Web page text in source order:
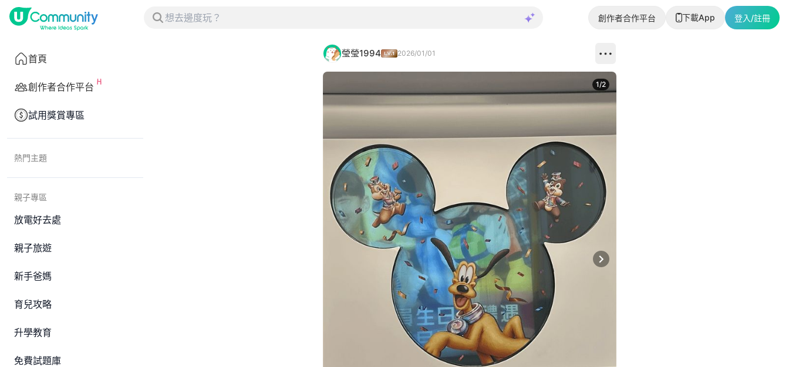
創作者合作平台 下載App 登入/註冊
首頁
創作者合作平台
試用獎賞專區
熱門主題
親子專區
放電好去處
親子旅遊
新手爸媽
育兒攻略
升學教育
免費試題庫
瑩瑩1994 2026/01/01
Next slide
1/2